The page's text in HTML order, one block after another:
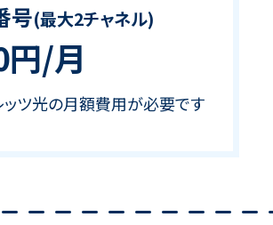
号(最大2チャネル)
/月
ツ光の月額費用が必要です